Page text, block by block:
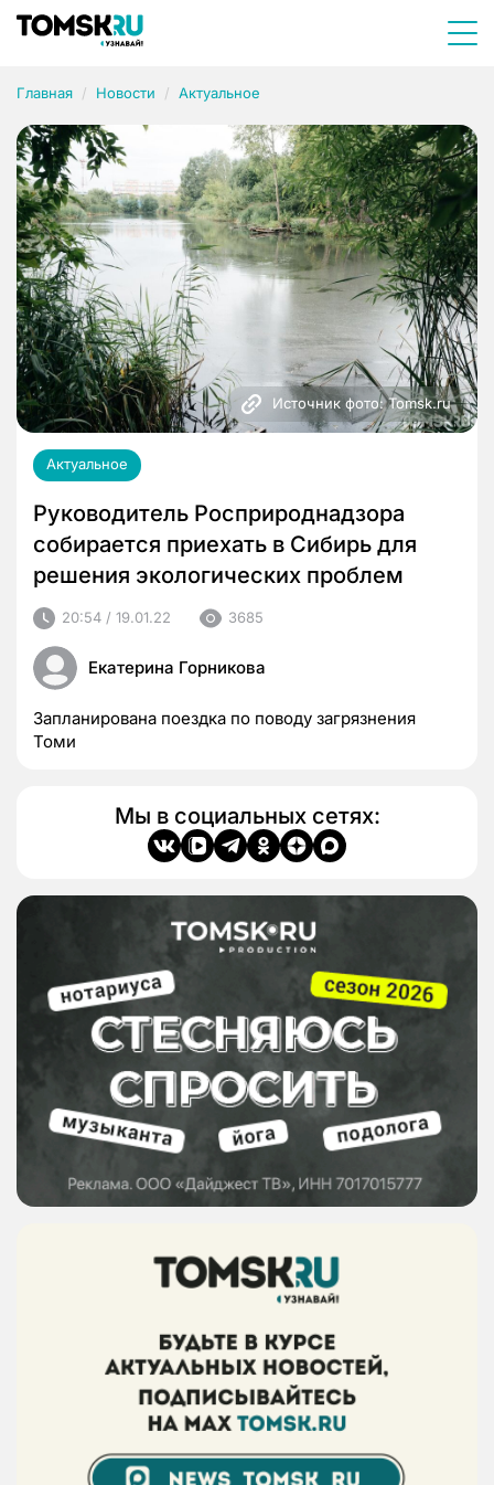
Главная Новости Актуальное
Источник фото: Tomsk.ru
Актуальное
Руководитель Росприроднадзора
собирается приехать в Сибирь для
решения экологических проблем
20:54 / 19.01.22 3685
Екатерина Горникова
Запланирована поездка по поводу загрязнения
Томи
Мы в социальных сетях: